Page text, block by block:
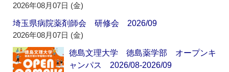
2026年08月07日 (金)
埼玉県病院薬剤師会 研修会 2026/09
2026年08月07日 (金)
徳島文理大学 徳島薬学部 オープンキ
ャンパス 2026/08-2026/09